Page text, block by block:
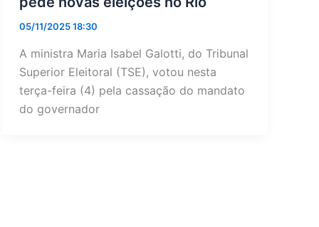
05/11/2025 18:30
A ministra Maria Isabel Galotti, do Tribunal
Superior Eleitoral (TSE), votou nesta
terça-feira (4) pela cassação do mandato
do governador